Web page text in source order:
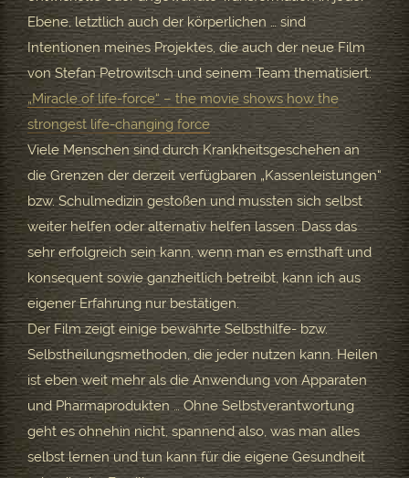
Ebene, letztlich auch der körperlichen … sind
Intentionen meines Projektes, die auch der neue Film
von Stefan Petrowitsch und seinem Team thematisiert:
„Miracle of life-force“ – the movie shows how the
strongest life-changing force
Viele Menschen sind durch Krankheitsgeschehen an
die Grenzen der derzeit verfügbaren „Kassenleistungen“
bzw. Schulmedizin gestoßen und mussten sich selbst
weiter helfen oder alternativ helfen lassen. Dass das
sehr erfolgreich sein kann, wenn man es ernsthaft und
konsequent sowie ganzheitlich betreibt, kann ich aus
eigener Erfahrung nur bestätigen.
Der Film zeigt einige bewährte Selbsthilfe- bzw.
Selbstheilungsmethoden, die jeder nutzen kann. Heilen
ist eben weit mehr als die Anwendung von Apparaten
und Pharmaprodukten … Ohne Selbstverantwortung
geht es ohnehin nicht, spannend also, was man alles
selbst lernen und tun kann für die eigene Gesundheit